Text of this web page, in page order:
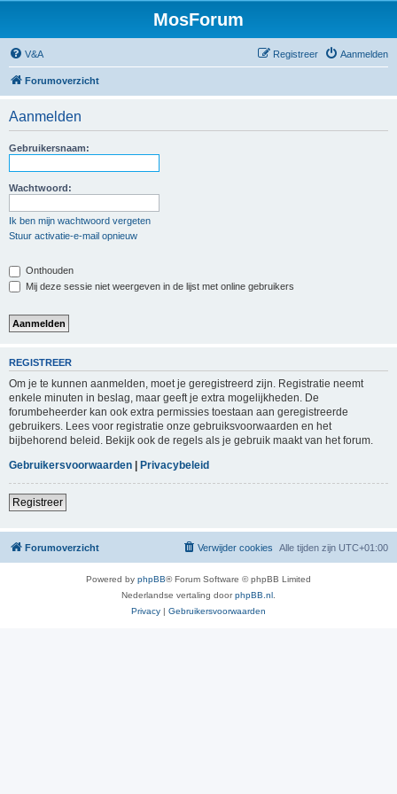
MosForum
V&A Aanmelden
Registreer
Forumoverzicht
Aanmelden
Gebruikersnaam:
Wachtwoord:
Ik ben mijn wachtwoord vergeten
Stuur activatie-e-mail opnieuw
Onthouden
Mij deze sessie niet weergeven in de lijst met online gebruikers
REGISTREER
Om je te kunnen aanmelden, moet je geregistreerd zijn. Registratie neemt
enkele minuten in beslag, maar geeft je extra mogelijkheden. De
forumbeheerder kan ook extra permissies toestaan aan geregistreerde
gebruikers. Lees voor registratie onze gebruiksvoorwaarden en het
bijbehorend beleid. Bekijk ook de regels als je gebruik maakt van het forum.
Gebruikersvoorwaarden | Privacybeleid
Registreer
Forumoverzicht Alle tijden zijn UTC+01:00
Verwijder cookies
Powered by phpBB® Forum Software © phpBB Limited
Nederlandse vertaling doorphpBB.nl
Privacy | Gebruikersvoorwaarden